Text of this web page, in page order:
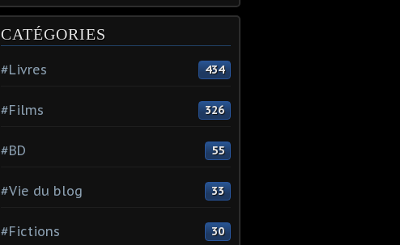
CATÉGORIES
#Livres 434
#Films 326
#BD 55
#Vie du blog 33
#Fictions 30